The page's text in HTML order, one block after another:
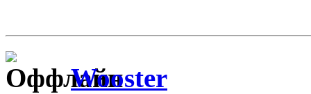
Wooster